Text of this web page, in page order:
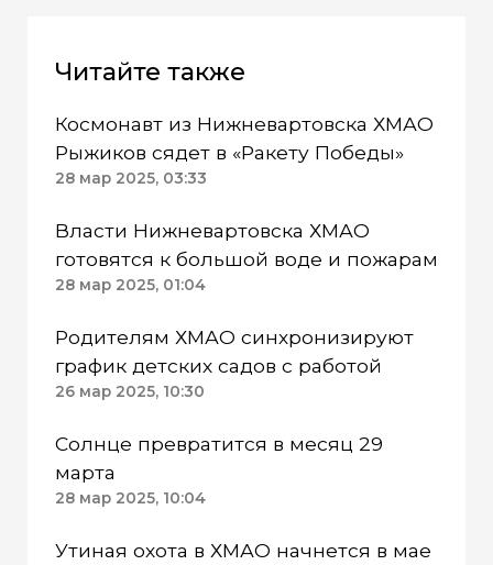
Читайте также
Космонавт из Нижневартовска ХМАО
Рыжиков сядет в «Ракету Победы»
28 мар 2025, 03:33
Власти Нижневартовска ХМАО
готовятся к большой воде и пожарам
28 мар 2025, 01:04
Родителям ХМАО синхронизируют
график детских садов с работой
26 мар 2025, 10:30
Солнце превратится в месяц 29
марта
28 мар 2025, 10:04
Утиная охота в ХМАО начнется в мае